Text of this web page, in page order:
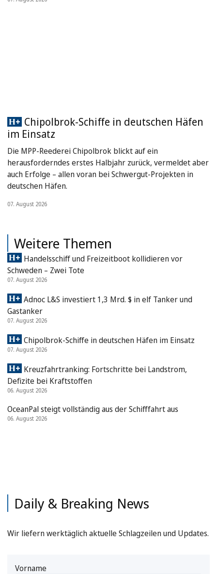
Chipolbrok-Schiffe in deutschen Häfen
im Einsatz
Die MPP-Reederei Chipolbrok blickt auf ein
herausforderndes erstes Halbjahr zurück, vermeldet aber
auch Erfolge – allen voran bei Schwergut-Projekten in
deutschen Häfen.
07. August 2026
Weitere Themen
Handelsschiff und Freizeitboot kollidieren vor
Schweden – Zwei Tote
07. August 2026
Adnoc L&S investiert 1,3 Mrd. $ in elf Tanker und
Gastanker
07. August 2026
Chipolbrok-Schiffe in deutschen Häfen im Einsatz
07. August 2026
Kreuzfahrtranking: Fortschritte bei Landstrom,
Defizite bei Kraftstoffen
06. August 2026
OceanPal steigt vollständig aus der Schifffahrt aus
06. August 2026
Daily & Breaking News
Wir liefern werktäglich aktuelle Schlagzeilen und Updates.
Vorname